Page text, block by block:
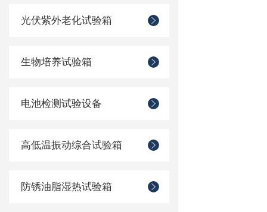
光伏紫外老化试验箱
生物培养试验箱
电池检测试验设备
高低温振动综合试验箱
防锈油脂湿热试验箱